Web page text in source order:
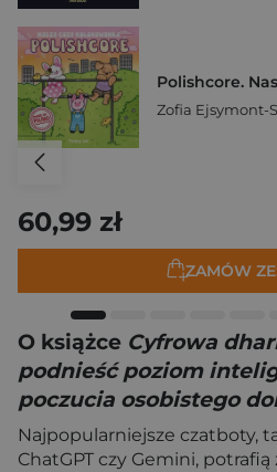
Polishcore.
Zofia Ejsymont-
60,99 zł
ZAMÓW
O książce Cyfrowa
podnieść poziom
poczucia osobistego
Najpopularniejsze czatboty,
ChatGPT czy Gemini,